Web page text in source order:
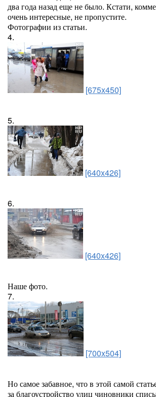
два года назад еще не было. Кстати,
очень интересные, не пропустите.
Фотографии из статьи.
4.
[675x450]
5.
[640x426]
6.
[640x426]
Наше фото.
7.
[700x504]
Но самое забавное, что в этой самой
за благоустройство улиц чиновники